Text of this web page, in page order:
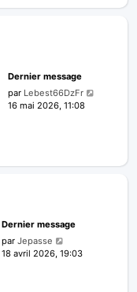
Dernier message
par Lebest66DzFr
16 mai 2026, 11:08
Dernier message
parJepasse
18 avril 2026, 19:03